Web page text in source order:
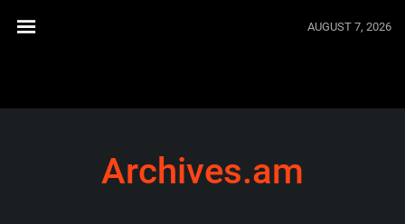
AUGUST 7, 2026
Archives.am